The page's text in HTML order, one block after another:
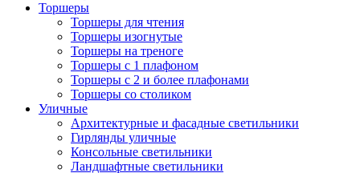
Торшеры
Торшеры для чтения
Торшеры изогнутые
Торшеры на треноге
Торшеры с 1 плафоном
Торшеры с 2 и более плафонами
Торшеры со столиком
Уличные
Архитектурные и фасадные светильники
Гирлянды уличные
Консольные светильники
Ландшафтные светильники